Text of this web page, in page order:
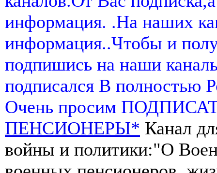
информация. .На наших
информация..Чтобы и
подпишись на наши
подписался В полностью
Очень просим
ПЕНСИОНЕРЫ* Канал
войны и политики:"О